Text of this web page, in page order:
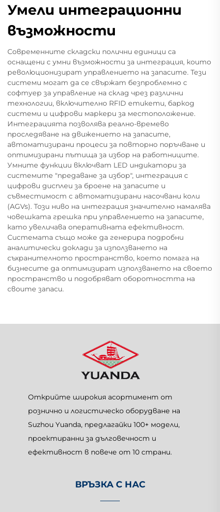
Умели интеграционни
възможности
Современните складски полични единици са
оснащени с умни възможности за интеграция, които
революционизират управлението на запасите. Тези
системи могат да се свържат безпроблемно с
софтуер за управление на склад чрез различни
технологии, включително RFID етикети, баркод
системи и цифрови маркери за местоположение.
Интеграцията позволява реално-времево
проследяване на движението на запасите,
автоматизирани процеси за повторно поръчване и
оптимизирани пътища за избор на работниците.
Умните функции включват LED индикатори за
системите "предаване за избор", интеграция с
цифрови дисплеи за броене на запасите и
съвместимост с автоматизирани насочвани коли
(AGVs). Този ниво на интеграция значително намалява
човешката грешка при управлението на запасите,
като увеличава оперативната ефективност.
Системата също може да генерира подробни
аналитически доклади за използването на
съхранителното пространство, което помага на
бизнесите да оптимизират използването на своето
пространство и подобряват оборотността на
своите запаси.
Открийте широкия асортимент от
рознично и логистическо оборудване на
Suzhou Yuanda, предлагайки 100+ модели,
проектиранни за дълговечност и
ефективност в повече от 10 страни.
ВРЪЗКА С НАС